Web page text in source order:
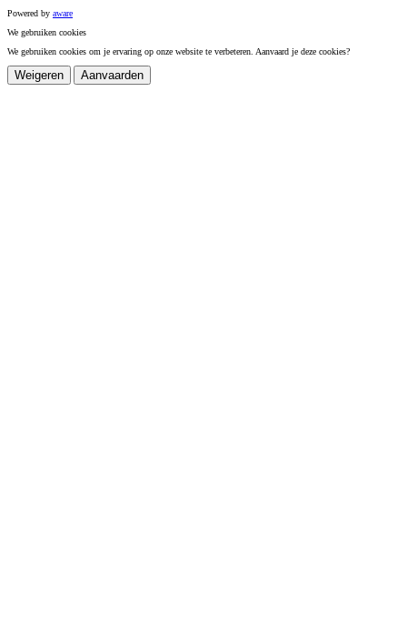
Powered by aware
We gebruiken cookies
We gebruiken cookies om je ervaring op onze website te verbeteren. Aanvaard je deze cookies?
Weigeren Aanvaarden